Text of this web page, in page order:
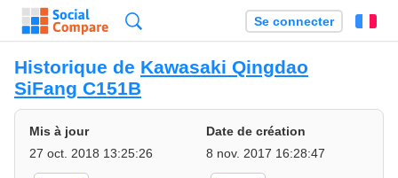
Se connecter
Historique de Kawasaki Qingdao
SiFang C151B
Mis à jour
27 oct. 2018 13:25:26
Date de création
8 nov. 2017 16:28:47